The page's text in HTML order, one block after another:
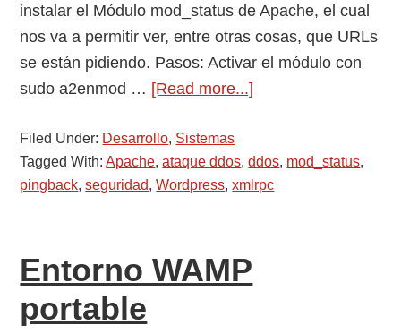
instalar el Módulo mod_status de Apache, el cual
nos va a permitir ver, entre otras cosas, que URLs
se están pidiendo. Pasos: Activar el módulo con
sudo a2enmod … [Read more...]
el
WordPress
Filed Under: Desarrollo, Sistemas
Tagged With:Apache,ataque ddos,ddos, mod_status,
pingback,seguridad,Wordpress,xmlrpc
Entorno WAMP
portable